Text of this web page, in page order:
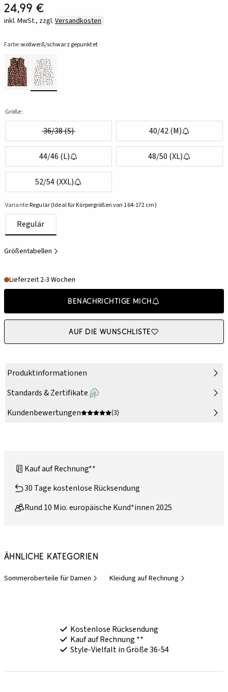
24,99 €
inkl. MwSt., zzgl. Versandkosten
Farbe:wollweiß/schwarz gepunktet
Größe:
36/38 (S) 40/42 (M)
44/46 (L) 48/50 (XL)
52/54 (XXL)
Variante:Regulär (Ideal für Körpergrößen von 164-172 cm)
Regulär
Größentabellen
Lieferzeit 2-3 Wochen
Benachrichtige mich
Auf die Wunschliste
Produktinformationen
Standards & Zertifikate
Kundenbewertungen
(3)
Kauf auf Rechnung**
30 Tage kostenlose Rücksendung
Rund 10 Mio. europäische Kund*innen 2025
Ähnliche Kategorien
Sommeroberteile für Damen Kleidung auf Rechnung
Kostenlose Rücksendung
Kauf auf Rechnung **
Style-Vielfalt in Größe 36-54